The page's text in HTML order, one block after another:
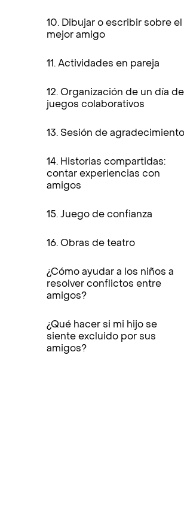
10. Dibujar o escribir sobre el
mejor amigo
11. Actividades en pareja
12. Organización de un día de
juegos colaborativos
13. Sesión de agradecimiento
14. Historias compartidas:
contar experiencias con
amigos
15. Juego de confianza
16. Obras de teatro
¿Cómo ayudar a los niños a
resolver conflictos entre
amigos?
¿Qué hacer si mi hijo se
siente excluido por sus
amigos?